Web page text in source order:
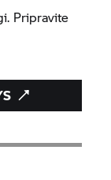
Pripravite